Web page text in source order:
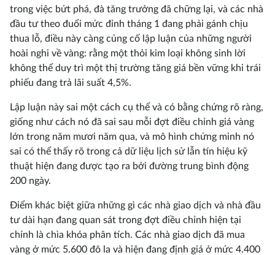
trong việc bứt phá, đà tăng trưởng đã chững lại, và các nhà
đầu tư theo đuổi mức đỉnh tháng 1 đang phải gánh chịu
thua lỗ, điều này càng củng cố lập luận của những người
hoài nghi về vàng: rằng một thỏi kim loại không sinh lời
không thể duy trì một thị trường tăng giá bền vững khi trái
phiếu đang trả lãi suất 4,5%.
Lập luận này sai một cách cụ thể và có bằng chứng rõ ràng,
giống như cách nó đã sai sau mỗi đợt điều chỉnh giá vàng
lớn trong năm mươi năm qua, và mô hình chứng minh nó
sai có thể thấy rõ trong cả dữ liệu lịch sử lẫn tín hiệu kỹ
thuật hiện đang được tạo ra bởi đường trung bình động
200 ngày.
Điểm khác biệt giữa những gì các nhà giao dịch và nhà đầu
tư dài hạn đang quan sát trong đợt điều chỉnh hiện tại
chính là chìa khóa phân tích. Các nhà giao dịch đã mua
vàng ở mức 5.600 đô la và hiện đang định giá ở mức 4.400